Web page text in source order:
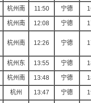
杭州南 11:50 宁德
杭州南 12:08 宁德
杭州南 12:26 宁德
杭州东 13:55 宁德
杭州南 13:48 宁德
杭州 13:47 宁德